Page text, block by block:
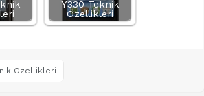
Y330 Teknik
Özellikleri
Özellikleri